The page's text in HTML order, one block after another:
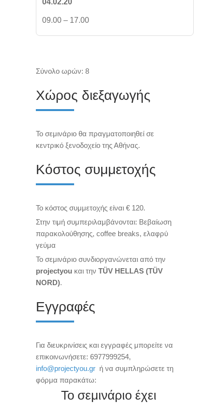
04.02.20
09.00 – 17.00
Σύνολο ωρών: 8
Χώρος διεξαγωγής
Το σεμινάριο θα πραγματοποιηθεί σε
κεντρικό ξενοδοχείο της Αθήνας.
Κόστος συμμετοχής
Το κόστος συμμετοχής είναι € 120.
Στην τιμή συμπεριλαμβάνονται: Βεβαίωση
παρακολούθησης, coffee breaks, ελαφρύ
γεύμα
Το σεμινάριο συνδιοργανώνεται από την
projectyou και την TÜV HELLAS (TÜV
NORD).
Εγγραφές
Για διευκρινίσεις και εγγραφές μπορείτε να
επικοινωνήσετε: 6977999254,
info@projectyou.gr ή να συμπληρώσετε τη
φόρμα παρακάτω:
Το σεμινάριο έχει